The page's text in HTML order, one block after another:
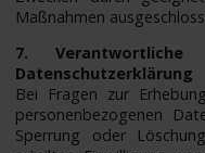
Maßnahmen
7.
Datenschutzerklärung
Bei Fragen zur
personenbezogenen
Sperrung oder